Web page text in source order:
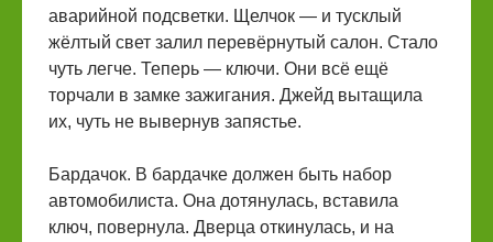
аварийной подсветки. Щелчок — и тусклый
жёлтый свет залил перевёрнутый салон. Стало
чуть легче. Теперь — ключи. Они всё ещё
торчали в замке зажигания. Джейд вытащила
их, чуть не вывернув запястье.
Бардачок. В бардачке должен быть набор
автомобилиста. Она дотянулась, вставила
ключ, повернула. Дверца откинулась, и на